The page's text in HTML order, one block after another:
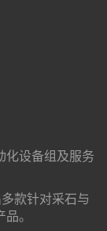
化设备组及服务
款针对采石与
。